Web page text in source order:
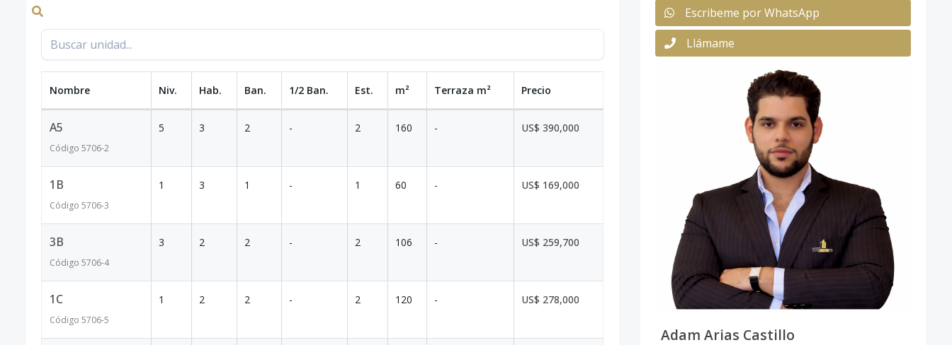
Nombre Niv. Hab. Ban. 1/2 Ban. Est. m² Terraza m² Precio
A5
Código 5706-2
5 3 2 - 2 160 - US$ 390,000
1B
Código 5706-3
1 3 1 - 1 60 - US$ 169,000
3B
Código 5706-4
3 2 2 - 2 106 - US$ 259,700
1C
Código 5706-5
1 2 2 - 2 120 - US$ 278,000
Escribeme por WhatsApp
Llámame
Adam Arias Castillo